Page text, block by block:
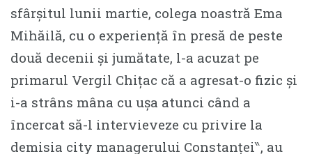
sfârșitul lunii martie, colega noastră Ema
Mihăilă, cu o experiență în presă de peste
două decenii și jumătate, l-a acuzat pe
primarul Vergil Chițac că a agresat-o fizic și
i-a strâns mâna cu ușa atunci când a
încercat să-l intervieveze cu privire la
demisia city managerului Constanței‶, au